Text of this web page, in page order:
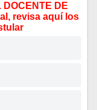
DE
revisa aquí los